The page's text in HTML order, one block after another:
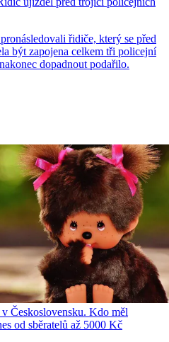
řidiče, který se před
být zapojena celkem tři policejní
dopadnout podařilo.
Československu. Kdo měl
od sběratelů až 5000 Kč